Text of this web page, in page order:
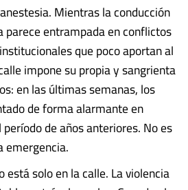
Mientras la conducción
parece entrampada en conflictos
que poco aportan al
impone su propia y sangrienta
en las últimas semanas, los
de forma alarmante en
de años anteriores. No es
emergencia.
está solo en la calle. La violencia